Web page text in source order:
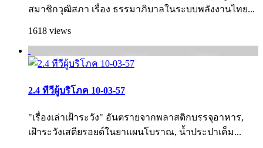
สมาชิกวุฒิสภา เรื่อง ธรรมาภิบาลในระบบพลังงานไทย...
1618 views
2.4 ทีวีผู้บริโภค 10-03-57
"เรื่องเล่าเฝ้าระวัง" อันตรายจากพลาสติกบรรจุอาหาร,
เฝ้าระวังเสตียรอยด์ในยาแผนโบราณ, น้ำประปาเค็ม...